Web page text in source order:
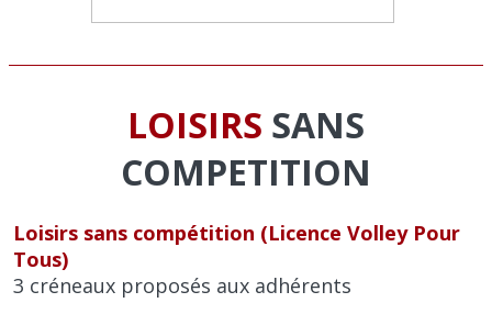
LOISIRS SANS
COMPETITION
Loisirs sans compétition (Licence Volley Pour
Tous)
3 créneaux proposés aux adhérents